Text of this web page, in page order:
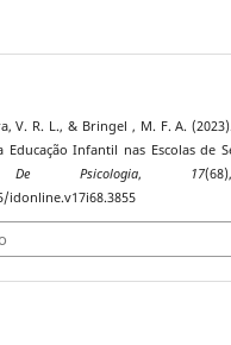
V. R. L., & Bringel , M. F. A.
Educação Infantil nas Escolas de
Psicologia, 17